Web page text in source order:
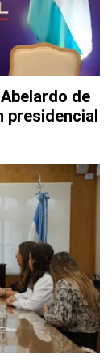
de
presidencial